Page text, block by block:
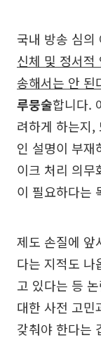
국내 방송 심의
신체 및 정서적
송해서는 안 된
루뭉술합니다.
려하게 하는지,
인 설명이 부재
이크 처리 의무
이 필요하다는
제도 손질에 앞
다는 지적도 나
고 있다는 등
대한 사전 고민
갖춰야 한다는